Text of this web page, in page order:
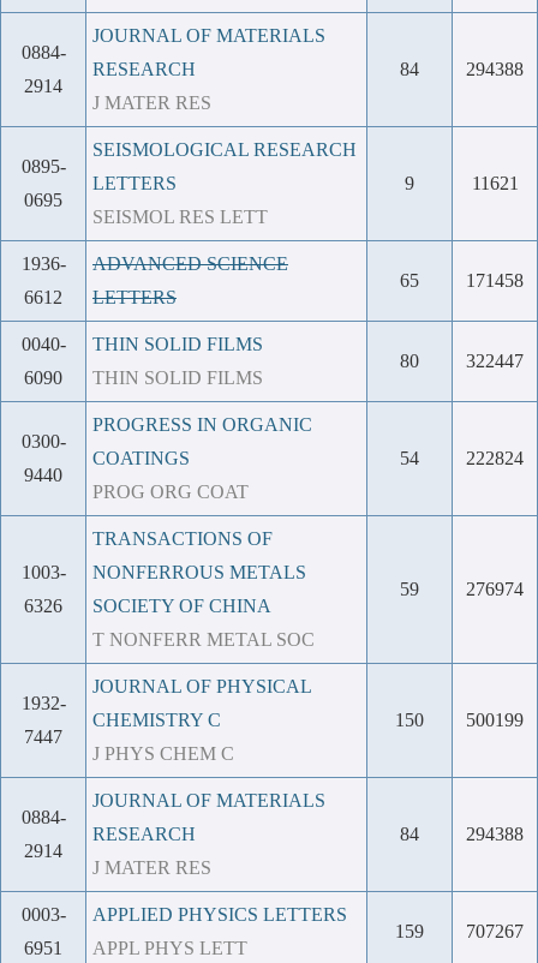
0884-
2914
JOURNAL OF MATERIALS
RESEARCH
J MATER RES
84 294388
0895-
0695
SEISMOLOGICAL RESEARCH
LETTERS
SEISMOL RES LETT
9 11621
1936-
6612
ADVANCED SCIENCE
LETTERS
65 171458
0040-
6090
THIN SOLID FILMS
THIN SOLID FILMS
80 322447
0300-
9440
PROGRESS IN ORGANIC
COATINGS
PROG ORG COAT
54 222824
1003-
6326
TRANSACTIONS OF
NONFERROUS METALS
SOCIETY OF CHINA
T NONFERR METAL SOC
59 276974
1932-
7447
JOURNAL OF PHYSICAL
CHEMISTRY C
J PHYS CHEM C
150 500199
0884-
2914
JOURNAL OF MATERIALS
RESEARCH
J MATER RES
84 294388
0003-
6951
APPLIED PHYSICS LETTERS
APPL PHYS LETT
159 707267